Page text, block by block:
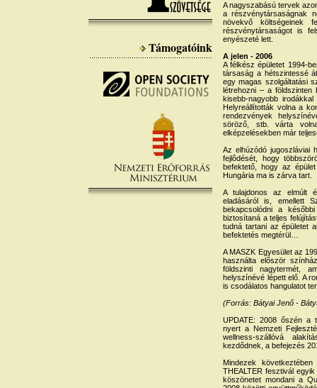
Támogatóink
A nagyszabású tervek
a részvénytársaságnak
növekvő költségeinek
részvénytársaságot is
enyészeté lett.
A jelen - 2006
A félkész épületet 1994-
társaság a hétszintessé
egy magas szolgáltatási
létrehozni – a földszinten
kisebb-nagyobb
Helyreállították volna a
rendezvények
söröző, stb. várta
elképzelésekben már
Az elhúzódó jugoszláviai
fejlôdését, hogy
befektető, hogy az
Hungária ma is zárva tart.
A tulajdonos az elmúlt
eladásáról is, emellett
bekapcsolódni a
biztosítaná a teljes
tudná tartani az épületet
befektetés megtérül…
A MASZK Egyesület az
használta először
földszinti nagytermét,
helyszínévé lépett elő. A
is csodálatos hangulatot
(Forrás: Bátyai Jenő -
UPDATE: 2008 őszén a
nyert a Nemzeti
wellness-szállóvá
kezdődnek, a befejezés
Mindezek
THEALTER fesztivál
köszönetet mondani a